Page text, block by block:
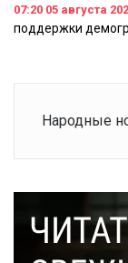
07:20 05 августа
поддержки
Народные